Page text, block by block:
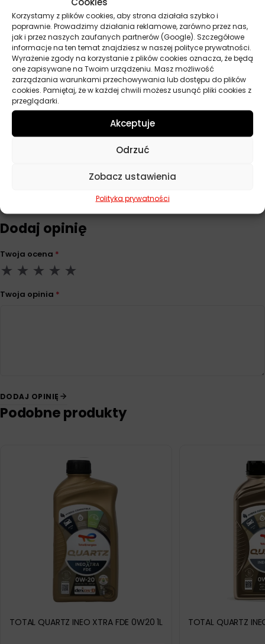
Korzystamy z plików cookies, aby strona działała szybko i
poprawnie. Prowadzimy działania reklamowe, zarówno przez nas,
jak i przez naszych zaufanych partnerów (Google). Szczegółowe
informacje na ten temat znajdziesz w naszej polityce prywatności.
Wyrażenie zgody na korzystanie z plików cookies oznacza, że będą
one zapisywane na Twoim urządzeniu. Masz możliwość
zarządzania warunkami przechowywania lub dostępu do plików
cookies. Pamiętaj, że w każdej chwili możesz usunąć pliki cookies z
przeglądarki.
Akceptuje
Odrzuć
Zobacz ustawienia
Polityka prywatności
ACEA C5
API SN, SN-RC
Norma
BMW Longlife 14 FE+, BMW Longlife 17
FE+, Ford WSS-M2C952-A1,
STJLR.51.5122
Pojemność 5 l
ILSAC
Na razie nie ma opinii o produkcie.
Dodaj opinię
Twoja ocena *
Twoja opinia *
DODAJ OPINIĘ
Podobne produkty
TOTAL QUARTZ INEO XTRA FDE 0W20 1L TOTAL QUARTZ